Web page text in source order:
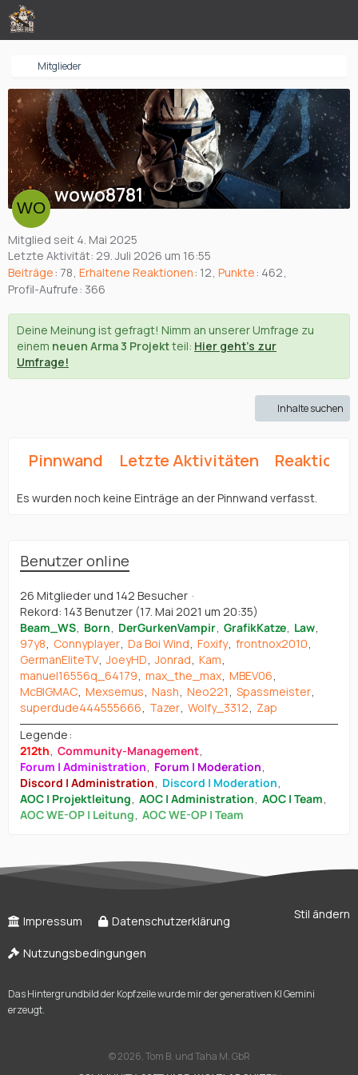
Mitglieder
wowo8781
Mitglied seit 4. Mai 2025
Letzte Aktivität: 29. Juli 2026 um 16:55
Beiträge 78 Erhaltene Reaktionen 12 Punkte 462
Profil-Aufrufe 366
Deine Meinung ist gefragt! Nimm an unserer Umfrage zu
einem neuen Arma 3 Projektteil: Hier geht's zur
Umfrage!
Inhalte suchen
Pinnwand Letzte Aktivitäten
Es wurden noch keine Einträge an der Pinnwand verfasst.
Benutzer online
26 Mitglieder und 142 Besucher
Rekord: 143 Benutzer (17. Mai 2021 um 20:35)
Beam_WS Born DerGurkenVampir GrafikKatze Law
97y8
Connyplayer Da Boi Wind Foxify frontnox2010
GermanEliteTV JoeyHD Jonrad Kam
manuel16556q_64179 max_the_max MBEV06
McBIGMAC Mexsemus Nash Neo221
Spassmeister
superdude444555666
Tazer Wolfy_3312
Zap
Legende
212th Community-Management
Forum | Administration
Forum | Moderation
Discord | Administration
Discord | Moderation
AOC | Projektleitung AOC | Administration AOC | Team
AOC WE-OP | Leitung AOC WE-OP | Team
Stil ändern
Impressum Datenschutzerklärung
Nutzungsbedingungen
Das Hintergrundbild der Kopfzeile wurde mir der generativen KI Gemini
erzeugt.
©2026, Tom B. und Taha M. GbR